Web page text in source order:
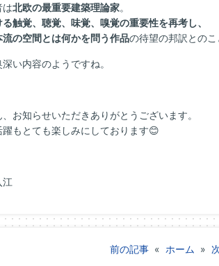
は北欧の最重要建築理論家。
触覚、聴覚、味覚、嗅覚の重要性を再考し、
流の空間とは何かを問う作品の待望の邦訳とのこ
い内容のようですね。
お知らせいただきありがとうございます。
もとても楽しみにしております😊
前の記事 « ホーム »